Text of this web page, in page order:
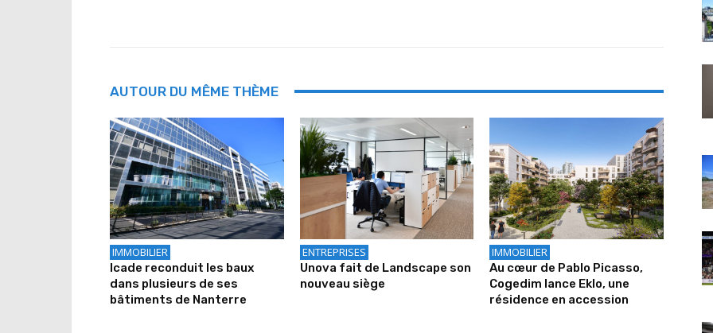
AUTOUR DU MÊME THÈME
IMMOBILIER
Icade reconduit les baux
dans plusieurs de ses
bâtiments de Nanterre
ENTREPRISES
Unova fait de Landscape son
nouveau siège
IMMOBILIER
Au cœur de Pablo Picasso,
Cogedim lance Eklo, une
résidence en accession